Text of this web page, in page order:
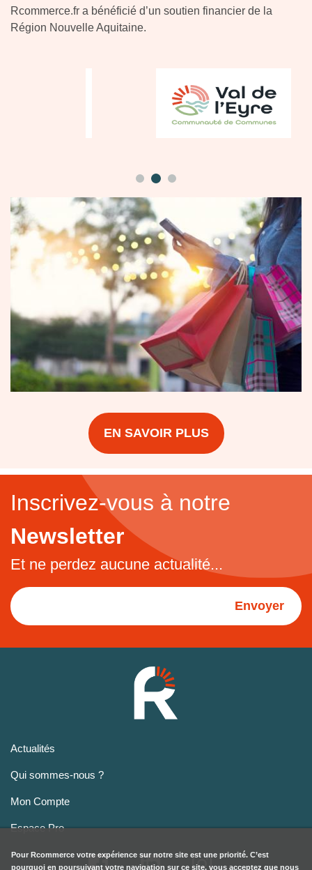
Rcommerce.fr a bénéficié d’un soutien financier de la
Région Nouvelle Aquitaine.
EN SAVOIR PLUS
Inscrivez-vous à notre
Newsletter
Et ne perdez aucune actualité...
Envoyer
Actualités
Qui sommes-nous ?
Mon Compte
Espace Pro
Pour Rcommerce votre expérience sur notre site est une priorité. C’est
pourquoi en poursuivant votre navigation sur ce site, vous acceptez que nous